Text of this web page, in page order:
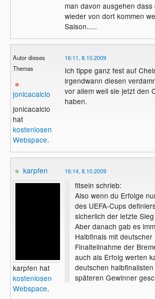
man davon ausgehen
wieder von dort kommen
Saison.....
Autor dieses
Themas
jonicacalcio
jonicacalcio
hat
kostenlosen
Webspace.
16:11, 8.10.2009
Ich tippe ganz fest auf
irgendwann diesen
vor allem weil sie jetzt den
haben.
karpfen
karpfen hat
kostenlosen
Webspace.
16:14, 8.10.2009
fitsein schrieb:
Also wenn du Erfolge
des UEFA-Cups
sicherlich der letzte
Aber danach gab es
Halbfinals mit
Finalteilnahme der
auch als Erfolg werten
deutschen halbfinalisten
späteren Gewinner
1998 Herne-West an